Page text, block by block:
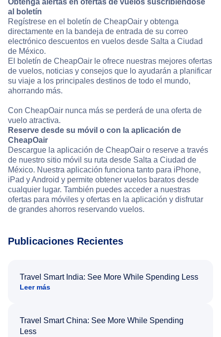
Obtenga alertas en ofertas de vuelos suscribiéndose
al boletín
Regístrese en el boletín de CheapOair y obtenga
directamente en la bandeja de entrada de su correo
electrónico descuentos en vuelos desde Salta a Ciudad
de México.
El boletín de CheapOair le ofrece nuestras mejores ofertas
de vuelos, noticias y consejos que lo ayudarán a planificar
su viaje a los principales destinos de todo el mundo,
ahorrando más.
Con CheapOair nunca más se perderá de una oferta de
vuelo atractiva.
Reserve desde su móvil o con la aplicación de
CheapOair
Descargue la aplicación de CheapOair o reserve a través
de nuestro sitio móvil su ruta desde Salta a Ciudad de
México. Nuestra aplicación funciona tanto para iPhone,
iPad y Android y permite obtener vuelos baratos desde
cualquier lugar. También puedes acceder a nuestras
ofertas para móviles y ofertas en la aplicación y disfrutar
de grandes ahorros reservando vuelos.
Publicaciones Recientes
Travel Smart India: See More While Spending Less
Leer más
Travel Smart China: See More While Spending
Less